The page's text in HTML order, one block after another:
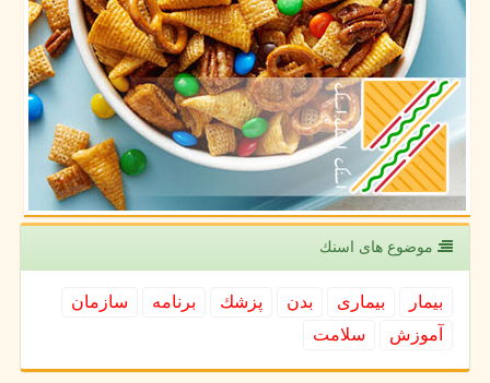
موضوع های اسنك
بیمار بیماری بدن پزشك برنامه
سازمان
آموزش
سلامت